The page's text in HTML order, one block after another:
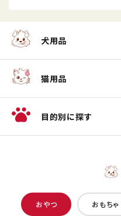
犬用品
猫用品
目的別に探す
おやつ おもちゃ